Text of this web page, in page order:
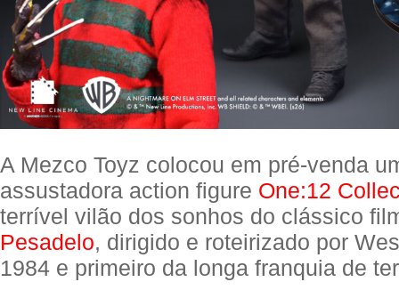
A Mezco Toyz colocou em pré-venda
assustadora action figure One:12
terrível vilão dos sonhos do clássico
Pesadelo, dirigido e roteirizado por
1984 e primeiro da longa franquia de